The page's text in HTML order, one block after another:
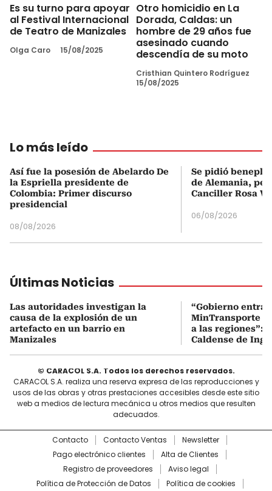
Es su turno para apoyar
al Festival Internacional
de Teatro de Manizales
Olga Caro 15/08/2025
Otro homicidio en La
Dorada, Caldas: un
hombre de 29 años fue
asesinado cuando
descendía de su moto
Cristhian Quintero Rodríguez
15/08/2025
Lo más leído
Así fue la posesión de Abelardo De
la Espriella presidente de
Colombia: Primer discurso
presidencial
08/08/2026
Se pidió
de Alemania,
Canciller Rosa
06/08/2026
Últimas Noticias
Las autoridades investigan la
causa de la explosión de un
artefacto en un barrio en
Manizales
“Gobierno
MinTransporte
a las regiones”:
Caldense de Ing.
© CARACOL S.A. Todos los derechos reservados.
CARACOL S.A. realiza una reserva expresa de las reproducciones y
usos de las obras y otras prestaciones accesibles desde este sitio
web a medios de lectura mecánica u otros medios que resulten
adecuados.
Contacto Contacto Ventas
Newsletter
Pago electrónico clientes
Alta de Clientes
Registro de proveedores
Aviso legal
Política de Protección de Datos
Política de cookies